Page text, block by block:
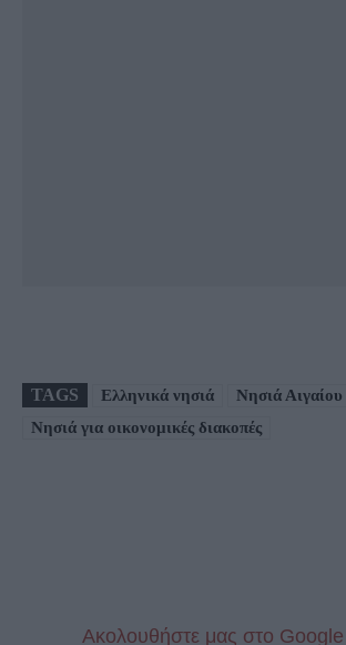
TAGS Ελληνικά νησιά
Νησιά Αιγαίου
Νησιά για οικονομικές διακοπές
Aκολουθήστε μας στo